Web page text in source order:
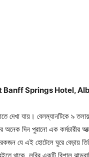
Banff Springs
যায়। বেলম্যানটিকে ৯
দিন পুরানো এক কর্মচারীর
যে এই হোটেলে ঘুরে বেড়ায়
থাকে, লবির একটি বিশাল